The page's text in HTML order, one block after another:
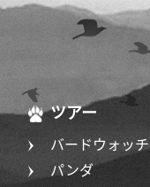
ツアー
バードウォッ
パンダ